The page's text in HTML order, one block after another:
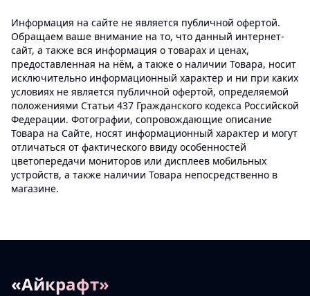
Информация на сайте не является публичной офертой.
Обращаем ваше внимание на то, что данный интернет-
сайт, а также вся информация о товарах и ценах,
предоставленная на нём, а также о наличии Товара, носит
исключительно информационный характер и ни при каких
условиях не является публичной офертой, определяемой
положениями Статьи 437 Гражданского кодекса Российской
Федерации. Фотографии, сопровождающие описание
Товара на Сайте, носят информационный характер и могут
отличаться от фактического ввиду особенностей
цветопередачи мониторов или дисплеев мобильных
устройств, а также наличии Товара непосредственно в
магазине.
«Айкрафт»